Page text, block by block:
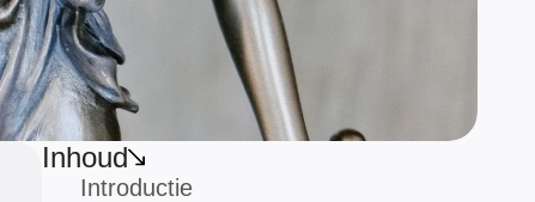
Inhoud
Introductie